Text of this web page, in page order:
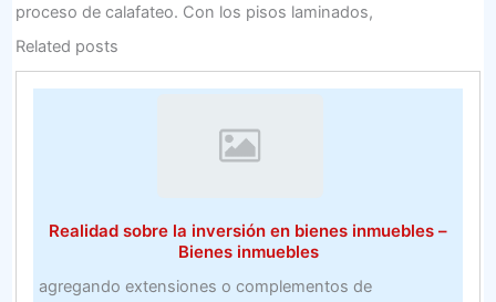
proceso de calafateo. Con los pisos laminados,
Related posts
Realidad sobre la inversión en bienes inmuebles –
Bienes inmuebles
agregando extensiones o complementos de